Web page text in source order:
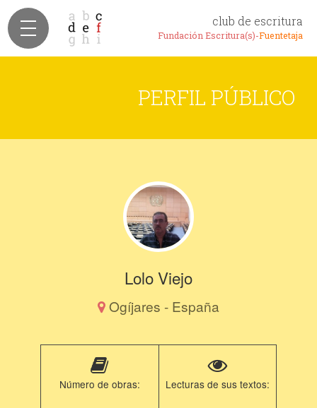
club de escritura
Fundación Escritura(s)-Fuentetaja
PERFIL PÚBLICO
Lolo Viejo
Ogíjares - España
Número de obras: Lecturas de sus textos: